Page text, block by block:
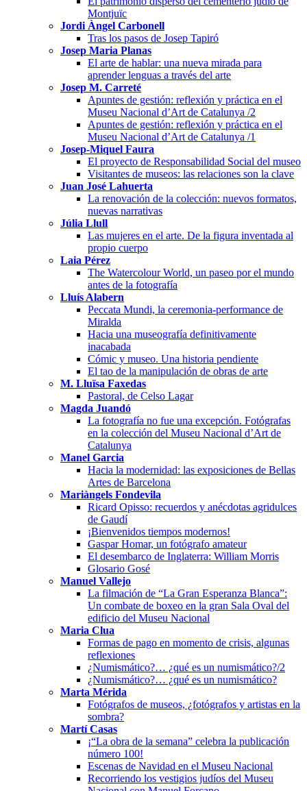
Montjuïc
Jordi Àngel Carbonell
Tras los pasos de Josep Tapiró
Josep Maria Planas
El arte de hablar: una nueva mirada para
aprender lenguas a través del arte
Josep M. Carreté
Apuntes de gestión: reflexión y práctica en el
Museu Nacional d’Art de Catalunya /2
Apuntes de gestión: reflexión y práctica en el
Museu Nacional d’Art de Catalunya /1
Josep-Miquel Faura
El proyecto de Responsabilidad Social del museo
Visitantes de museos: las relaciones son la clave
Juan José Lahuerta
La renovación de la colección: nuevos formatos,
nuevas narrativas
Júlia Llull
Las mujeres en el arte. De la figura inventada al
propio cuerpo
Laia Pérez
The Watercolour World, un paseo por el mundo
antes de la fotografía
Lluís Alabern
Peccata Mundi, la ceremonia-performance de
Miralda
Hacia una museografía definitivamente
inacabada
Cómic y museo. Una historia pendiente
El tao de la manipulación de obras de arte
M. Lluïsa Faxedas
Pastoral, de Celso Lagar
Magda Juandó
La fotografía no fue una excepción. Fotógrafas
en la colección del Museu Nacional d’Art de
Catalunya
Manel Garcia
Hacia la modernidad: las exposiciones de Bellas
Artes de Barcelona
Mariàngels Fondevila
Ricard Opisso: recuerdos y anécdotas agridulces
de Gaudí
¡Bienvenidos tiempos modernos!
Gaspar Homar, un fotógrafo amateur
El desembarco de Inglaterra: William Morris
Glosario Gosé
Manuel Vallejo
La filmación de “La Gran Esperanza Blanca”:
Un combate de boxeo en la gran Sala Oval del
edificio del Museu Nacional
Maria Clua
Formas de pago en momento de crisis, algunas
reflexiones
¿Numismático?… ¿qué es un numismático?/2
¿Numismático?… ¿qué es un numismático?
Marta Mérida
Fotógrafos de museos, ¿fotógrafos y artistas en la
sombra?
Martí Casas
¡“La obra de la semana” celebra la publicación
número 100!
Escenas de Navidad en el Museu Nacional
Recorriendo los vestigios judíos del Museu